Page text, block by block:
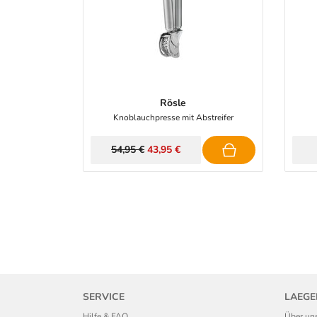
Rösle
Knoblauchpresse mit Abstreifer
54,95 € 43,95 €
SERVICE